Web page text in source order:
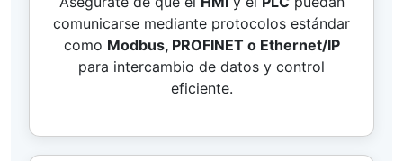
comunicarse mediante protocolos estándar
como Modbus, PROFINET o Ethernet/IP
para intercambio de datos y control
eficiente.